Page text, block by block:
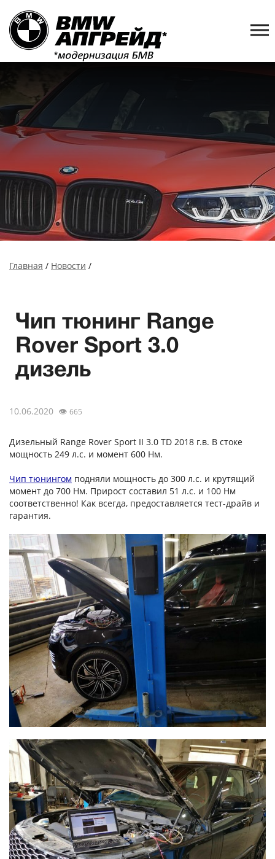
Главная / Новости /
Чип тюнинг Range
Rover Sport 3.0
дизель
10.06.2020 👁 665
Дизельный Range Rover Sport II 3.0 TD 2018 г.в. В стоке
мощность 249 л.с. и момент 600 Нм.
Чип тюнингом подняли мощность до 300 л.с. и крутящий
момент до 700 Нм. Прирост составил 51 л.с. и 100 Нм
соответственно! Как всегда, предоставляется тест-драйв и
гарантия.